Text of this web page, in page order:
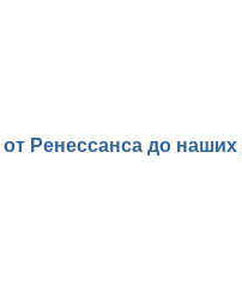
Ренессанса до наших